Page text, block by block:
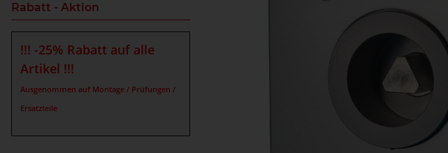
Rabatt - Aktion
!!! -25% Rabatt auf alle
Artikel !!!
Ausgenommen auf Montage / Prüfungen /
Ersatzteile